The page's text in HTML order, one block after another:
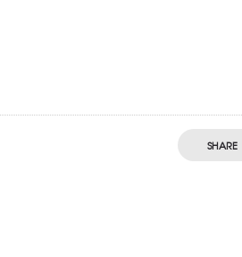
SHARE